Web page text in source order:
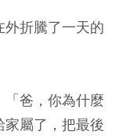
外折騰了一天的
爸，你為什麼
屬了，把最後